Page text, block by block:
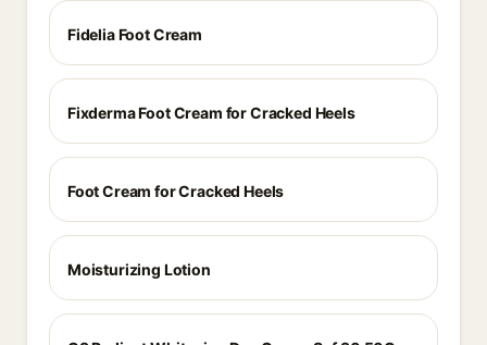
Fidelia Foot Cream
Fixderma Foot Cream for Cracked Heels
Foot Cream for Cracked Heels
Moisturizing Lotion